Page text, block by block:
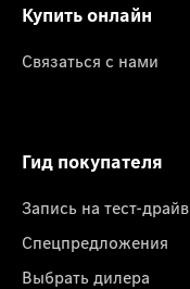
Купить онлайн
Связаться с нами
Гид покупателя
Запись на тест-драйв
Спецпредложения
Выбрать дилера